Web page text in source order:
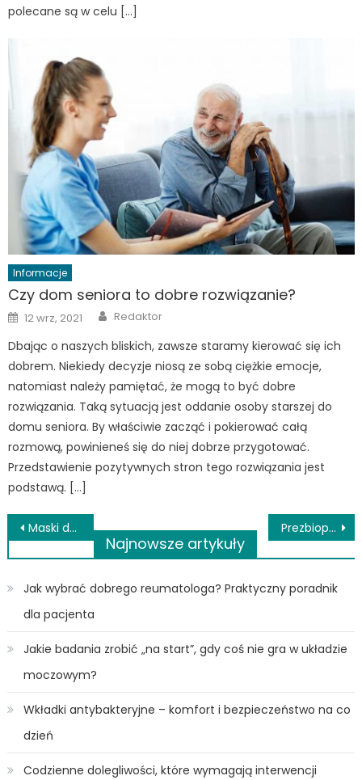
polecane są w celu […]
Informacje
Czy dom seniora to dobre rozwiązanie?
Posted
on
12 wrz, 2021 Author
Redaktor
Dbając o naszych bliskich, zawsze staramy kierować się ich
dobrem. Niekiedy decyzje niosą ze sobą ciężkie emocje,
natomiast należy pamiętać, że mogą to być dobre
rozwiązania. Taką sytuacją jest oddanie osoby starszej do
domu seniora. By właściwie zacząć i pokierować całą
rozmową, powinieneś się do niej dobrze przygotować.
Przedstawienie pozytywnych stron tego rozwiązania jest
podstawą. […]
Nawigacja
wpisu
Maski do włosów kręconych – poprawne nakładanie Prezbiopia – czym jest i które soczewki okularowe sprawdzą się w jej przypadku?
Najnowsze artykuły
Jak wybrać dobrego reumatologa? Praktyczny poradnik
dla pacjenta
Jakie badania zrobić „na start”, gdy coś nie gra w układzie
moczowym?
Wkładki antybakteryjne – komfort i bezpieczeństwo na co
dzień
Codzienne dolegliwości, które wymagają interwencji